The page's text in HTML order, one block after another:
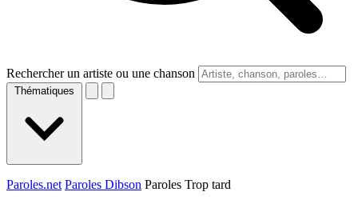
Rechercher un artiste ou une chanson
Thématiques
Paroles.net Paroles Dibson Paroles Trop tard